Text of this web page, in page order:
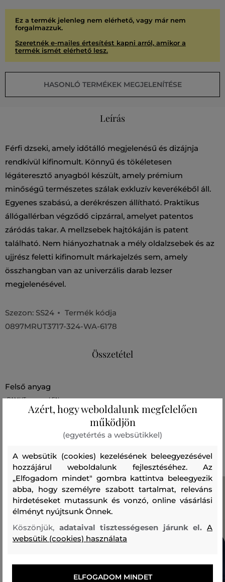
Ez a termék jelenleg nem elérhető, vagy már nem
forgalmazzuk.
Szeretnék e-mailes értesítést kapni arról, amikor a
termék ismét elérhető lesz.
HASONLÓ TERMÉKEK MEGJELENÍTÉSE
Leírás
Férfi dzseki, amely időtálló megjelenésű és dizájnja
rendkívül kifinomult. Könnyű és tökéletesen
légáteresztő anyagból készült, amely prémium
minőségű természetes szálak exkluzív keverékéből áll.
Egyenes szabású, a derékrészen állítható. Praktikus
állógallérban végződő cipzárral, amelyet patentos
záródás takar. A mellzsebek hajtókáján is patent
található. Nem hiányozhatnak a mély oldalzsebek és az
ujjrész feletti kifinomult márkajelzés sem, amely
összhangban van az univerzális darab lezser
megjelenésével.
Szezon: SS24
Termék kódja
0897MRUT3717-324-WA-6178
Összetétel
felső anyag
PAMUT LEN
22 %
Ajánlott termékek
Azért, hogy weboldalunk megfelelően
működjön
(egyetértés a websütikkel)
A websütik (cookies) kezelésének beleegyezésével
hozzájárul weboldalunk fejlesztéséhez. Az
„Elfogadom mindet" gombra kattintva beleegyezik
abba, hogy személyre szabott tartalmat, releváns
hirdetéseket mutassunk és vonzó, online vásárlási
élményt nyújtsunk Önnek.
Köszönjük, adataival tisztességesen járunk el.A
websütik (cookies) használata
ELFOGADOM MINDET